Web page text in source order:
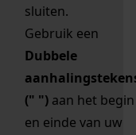
sluiten.
Gebruik een
Dubbele
(" ") aan het begin
en einde van uw